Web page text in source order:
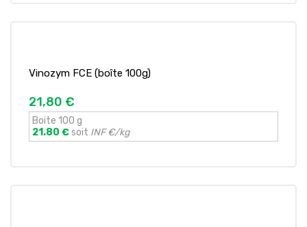
Vinozym FCE (boîte 100g)
21,80 €
Boite 100 g
21.80 €soit INF €/kg